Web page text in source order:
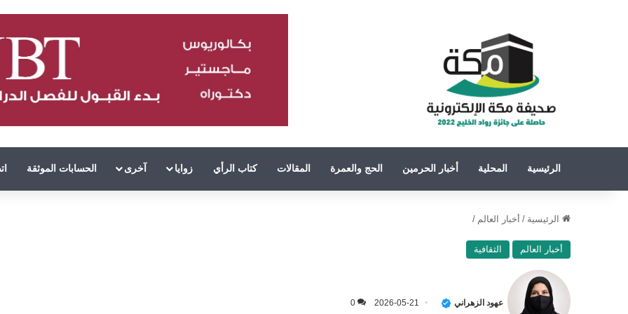
الرئيسية المحلية أخبار الحرمين الحج والعمرة المقالات كتاب الرأي زوايا آخرى الحسابات الموثقة
الرئيسية / أخبار العالم /
أخبار العالم الثقافية
عهود الزهراني 2026-05-21
0